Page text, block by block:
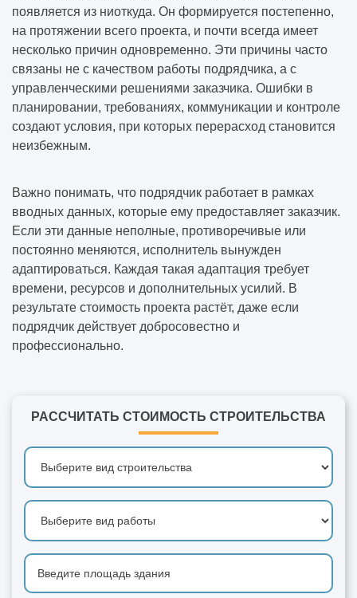
появляется из ниоткуда. Он формируется постепенно,
на протяжении всего проекта, и почти всегда имеет
несколько причин одновременно. Эти причины часто
связаны не с качеством работы подрядчика, а с
управленческими решениями заказчика. Ошибки в
планировании, требованиях, коммуникации и контроле
создают условия, при которых перерасход становится
неизбежным.
Важно понимать, что подрядчик работает в рамках
вводных данных, которые ему предоставляет заказчик.
Если эти данные неполные, противоречивые или
постоянно меняются, исполнитель вынужден
адаптироваться. Каждая такая адаптация требует
времени, ресурсов и дополнительных усилий. В
результате стоимость проекта растёт, даже если
подрядчик действует добросовестно и
профессионально.
РАССЧИТАТЬ СТОИМОСТЬ СТРОИТЕЛЬСТВА